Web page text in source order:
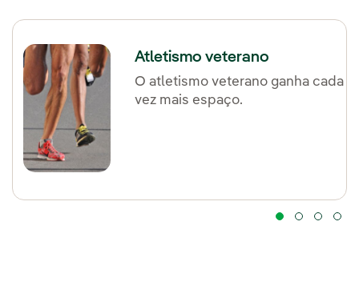
Atletismo veterano
O atletismo veterano ganha cada
vez mais espaço.